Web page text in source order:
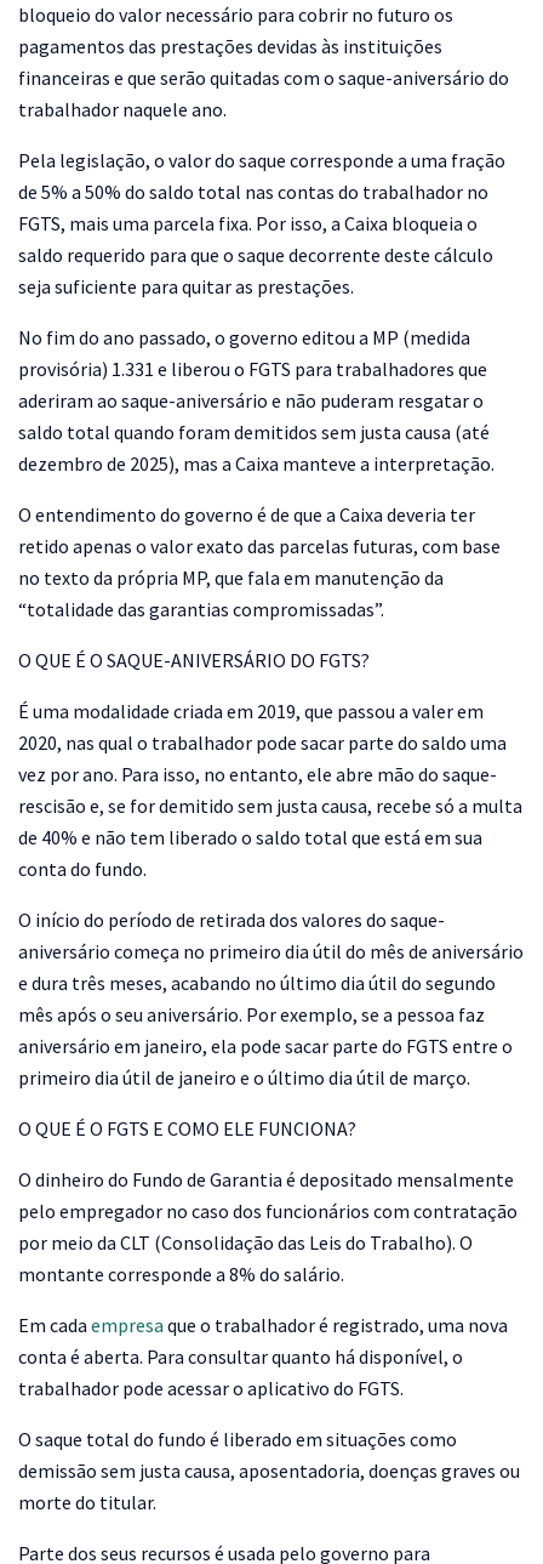
bloqueio do valor necessário para cobrir no futuro os
pagamentos das prestações devidas às instituições
financeiras e que serão quitadas com o saque-aniversário do
trabalhador naquele ano.
Pela legislação, o valor do saque corresponde a uma fração
de 5% a 50% do saldo total nas contas do trabalhador no
FGTS, mais uma parcela fixa. Por isso, a Caixa bloqueia o
saldo requerido para que o saque decorrente deste cálculo
seja suficiente para quitar as prestações.
No fim do ano passado, o governo editou a MP (medida
provisória) 1.331 e liberou o FGTS para trabalhadores que
aderiram ao saque-aniversário e não puderam resgatar o
saldo total quando foram demitidos sem justa causa (até
dezembro de 2025), mas a Caixa manteve a interpretação.
O entendimento do governo é de que a Caixa deveria ter
retido apenas o valor exato das parcelas futuras, com base
no texto da própria MP, que fala em manutenção da
“totalidade das garantias compromissadas”.
O QUE É O SAQUE-ANIVERSÁRIO DO FGTS?
É uma modalidade criada em 2019, que passou a valer em
2020, nas qual o trabalhador pode sacar parte do saldo uma
vez por ano. Para isso, no entanto, ele abre mão do saque-
rescisão e, se for demitido sem justa causa, recebe só a multa
de 40% e não tem liberado o saldo total que está em sua
conta do fundo.
O início do período de retirada dos valores do saque-
aniversário começa no primeiro dia útil do mês de aniversário
e dura três meses, acabando no último dia útil do segundo
mês após o seu aniversário. Por exemplo, se a pessoa faz
aniversário em janeiro, ela pode sacar parte do FGTS entre o
primeiro dia útil de janeiro e o último dia útil de março.
O QUE É O FGTS E COMO ELE FUNCIONA?
O dinheiro do Fundo de Garantia é depositado mensalmente
pelo empregador no caso dos funcionários com contratação
por meio da CLT (Consolidação das Leis do Trabalho). O
montante corresponde a 8% do salário.
Em cada empresa que o trabalhador é registrado, uma nova
conta é aberta. Para consultar quanto há disponível, o
trabalhador pode acessar o aplicativo do FGTS.
O saque total do fundo é liberado em situações como
demissão sem justa causa, aposentadoria, doenças graves ou
morte do titular.
Parte dos seus recursos é usada pelo governo para